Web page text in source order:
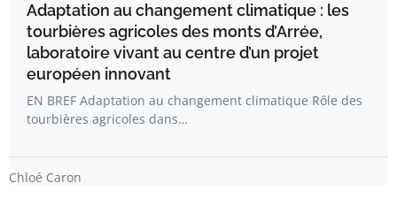
Adaptation au changement climatique : les
tourbières agricoles des monts d’Arrée,
laboratoire vivant au centre d’un projet
européen innovant
EN BREF Adaptation au changement climatique Rôle des
tourbières agricoles dans…
Chloé Caron